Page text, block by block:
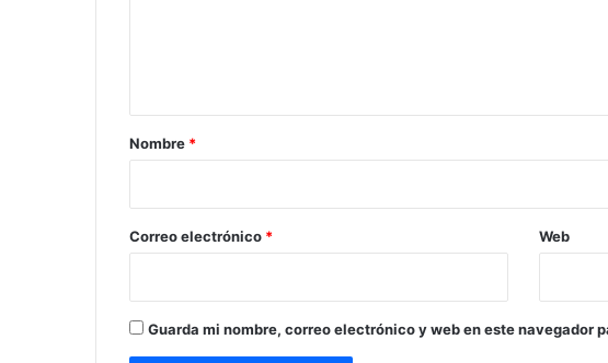
r
*
Nombre *
Correo electrónico * Web
Guarda mi nombre, correo electrónico y web en este navegador